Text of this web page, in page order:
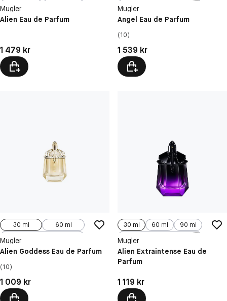
90 ml
Mugler
Alien Eau de Parfum
Pris: 1 479 kr
1 479 kr
Mugler
Angel Eau de Parfum
(10)
Pris: 1 539 kr
1 539 kr
30 ml
60 ml
Mugler
Alien Goddess Eau de Parfum
(10)
Pris: 1 009 kr
1 009 kr
30 ml 60 ml
90 ml
Mugler
Alien Extraintense Eau de
Parfum
Pris: 1 119 kr
1 119 kr